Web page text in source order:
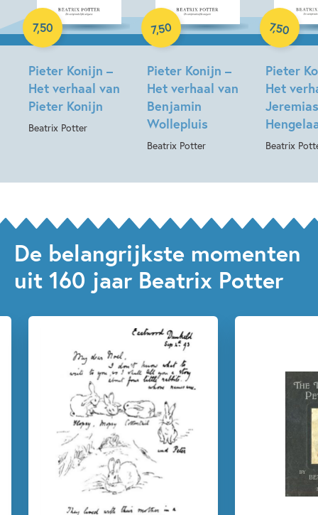
Pieter Konijn –
Het verhaal van
Pieter Konijn
Beatrix Potter
7,50
Hardcover
Pieter Konijn –
Het verhaal van
Benjamin
Wollepluis
Beatrix Potter
7,50
Hardcover
Pieter
Het
Jeremias
Beatrix
7,50
Hardcover
De belangrijkste momenten
uit 160 jaar Beatrix Potter